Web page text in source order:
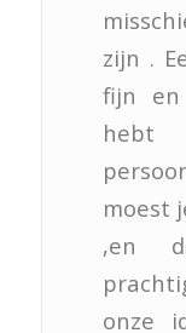
zijn .
fijn
moest
,en
onze